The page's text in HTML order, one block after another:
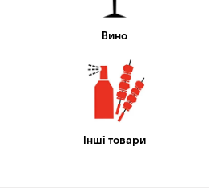
Вино
Інші товари